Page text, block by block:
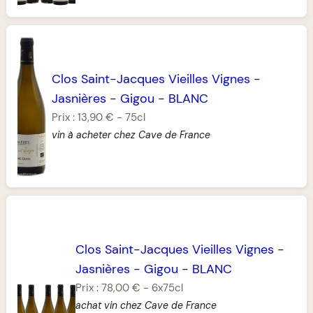
Clos Saint-Jacques Vieilles Vignes -
Jasnières - Gigou - BLANC
Prix : 13,90 € - 75cl
vin à acheter chez Cave de France
Clos Saint-Jacques Vieilles Vignes -
Jasnières - Gigou - BLANC
Prix :78,00 € - 6x75cl
achat vin chez Cave de France